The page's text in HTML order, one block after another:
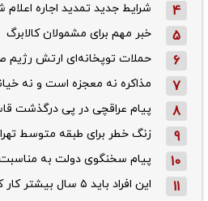
4 شرایط جدید تمدید اجاره اعلام
5 خبر مهم برای مشمولان کالابرگ
6 حملات توپخانه‌ای ارتش رژیم
7 مذاکره نه معجزه است و نه
8 پیام عراقچی در پی درگذشت
9 زنگ خطر برای طبقه متوسط
10 پیام سخنگوی دولت به مناسبت
11 این افراد باید ۵ سال بیشتر کار کنند